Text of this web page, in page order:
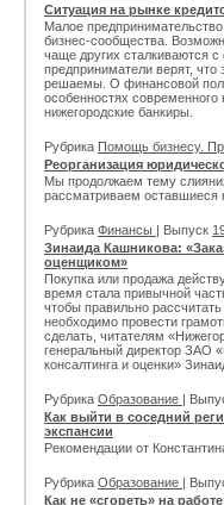
Ситуация на рынке
Малое
бизнес-сообщества.
чаще других сталкиваются
предприниматели верят,
решаемы. О финансовой
особенностях современного
нижегородские банкиры.
Рубрика Помощь бизнесу.
Реорганизация
Мы продолжаем тему
рассматриваем
Рубрика Финансы | Выпуск
Зинаида Кашникова:
оценщиком»
Покупка или продажа
время стала привычной
чтобы правильно
необходимо провести
сделать, читателям
генеральный директор ЗАО
консалтинга и оценки»
Рубрика Образование |
Как выйти в соседний
экспансии
Рекомендации от
Рубрика Образование |
Как не «сгореть» на